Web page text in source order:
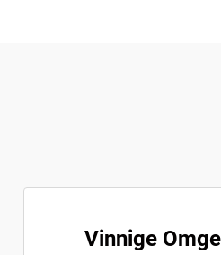
Vinnige